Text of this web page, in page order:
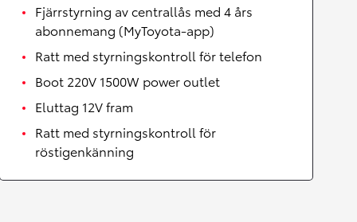
Fjärrstyrning av centrallås med 4 års
abonnemang (MyToyota-app)
Ratt med styrningskontroll för telefon
Boot 220V 1500W power outlet
Eluttag 12V fram
Ratt med styrningskontroll för
röstigenkänning